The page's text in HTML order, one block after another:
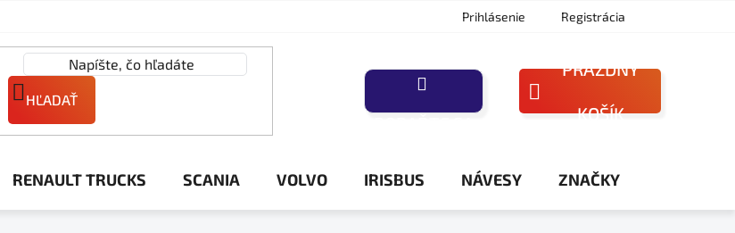
Prihlásenie Registrácia
HĽADAŤ
NÁKUPNÝ
PRÁZDNY
KOŠÍK
RENAULT TRUCKS SCANIA VOLVO IRISBUS NÁVESY ZNAČKY